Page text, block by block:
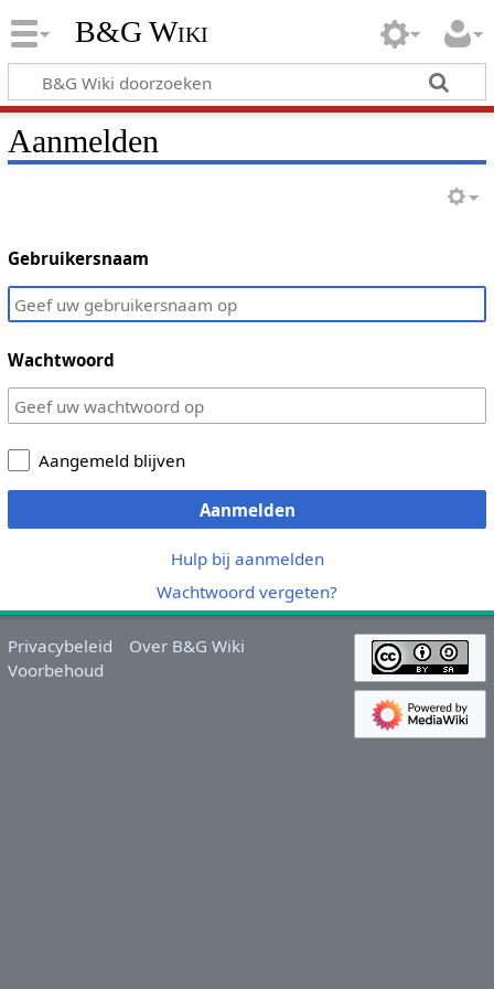
B&G Wiki
Aanmelden
Gebruikersnaam
Wachtwoord
Aangemeld blijven
Aanmelden
Hulp bij aanmelden
Wachtwoord vergeten?
Privacybeleid
Over B&G Wiki
Voorbehoud